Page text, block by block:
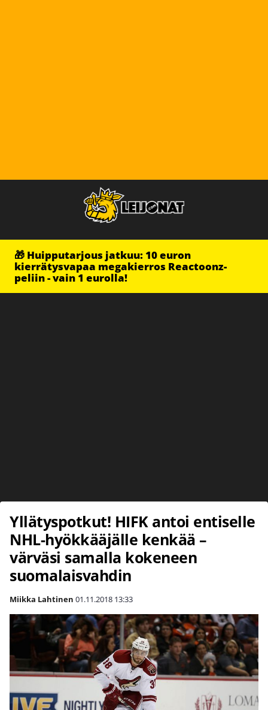
🎁 Huipputarjous jatkuu: 10 euron
kierrätysvapaa megakierros Reactoonz-
peliin - vain 1 eurolla!
Yllätyspotkut! HIFK antoi entiselle
NHL-hyökkääjälle kenkää –
värväsi samalla kokeneen
suomalaisvahdin
Miikka Lahtinen 01.11.2018 13:33